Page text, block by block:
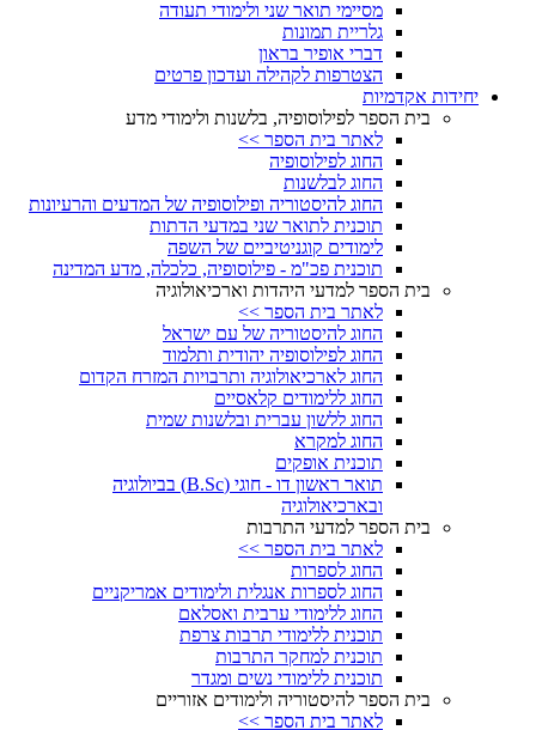
מסיימי תואר שני ולימודי תעודה
גלריית תמונות
דברי אופיר בראון
הצטרפות לקהילה ועדכון פרטים
יחידות אקדמיות
בית הספר לפילוסופיה, בלשנות ולימודי מדע
לאתר בית הספר >>
החוג לפילוסופיה
החוג לבלשנות
החוג להיסטוריה ופילוסופיה של המדעים והרעיונות
תוכנית לתואר שני במדעי הדתות
לימודים קוגניטיביים של השפה
תוכנית פכ"מ - פילוסופיה, כלכלה, מדע המדינה
בית הספר למדעי היהדות וארכיאולוגיה
לאתר בית הספר >>
החוג להיסטוריה של עם ישראל
החוג לפילוסופיה יהודית ותלמוד
החוג לארכיאולוגיה ותרבויות המזרח הקדום
החוג ללימודים קלאסיים
החוג ללשון עברית ובלשנות שמית
החוג למקרא
תוכנית אופקים
תואר ראשון דו - חוגי (B.Sc) בביולוגיה
ובארכיאולוגיה
בית הספר למדעי התרבות
לאתר בית הספר >>
החוג לספרות
החוג לספרות אנגלית ולימודים אמריקניים
החוג ללימודי ערבית ואסלאם
תוכנית ללימודי תרבות צרפת
תוכנית למחקר התרבות
תוכנית ללימודי נשים ומגדר
בית הספר להיסטוריה ולימודים אזוריים
לאתר בית הספר >>